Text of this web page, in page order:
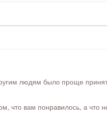
людям было проще
что вам понравилось, а